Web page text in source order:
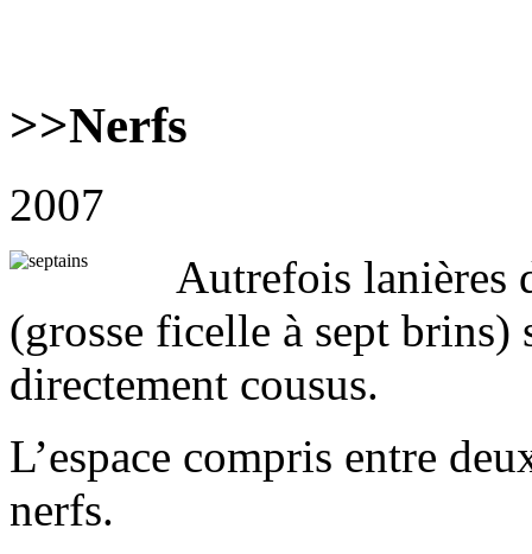
>>Nerfs
2007
Autrefois lanières
(grosse ficelle à sept brins)
directement cousus.
L’espace compris entre
nerfs.